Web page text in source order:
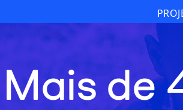
Mais de